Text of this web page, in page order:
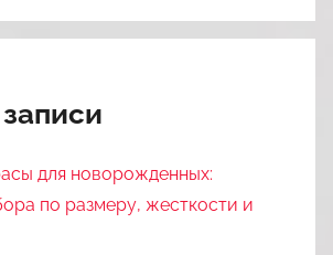
для новорожденных:
по размеру, жесткости и